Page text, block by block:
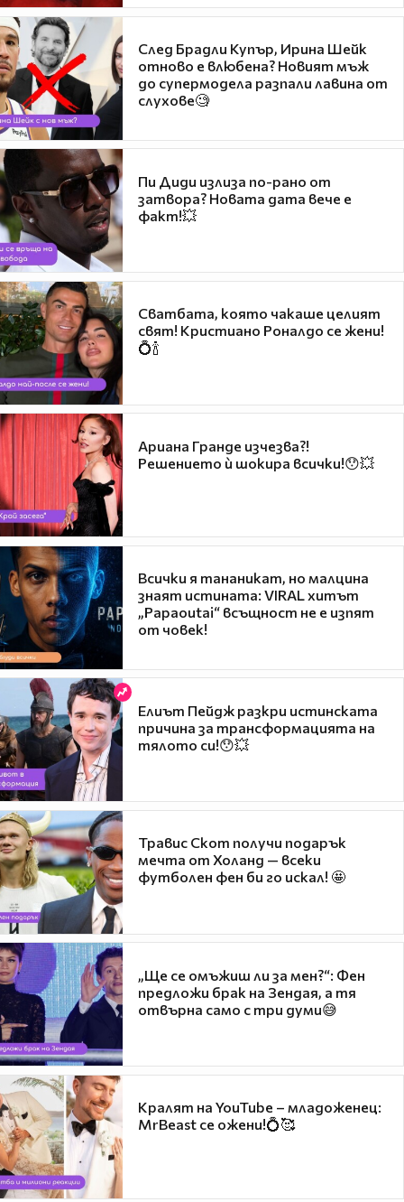
След Брадли Купър, Ирина Шейк
отново е влюбена? Новият мъж
до супермодела разпали лавина от
слухове🧐
Пи Диди излиза по-рано от
затвора? Новата дата вече е
факт!💥
Сватбата, която чакаше целият
свят! Кристиано Роналдо се жени!
💍🍾
Ариана Гранде изчезва?!
Решението ѝ шокира всички!😯💥
Всички я тананикат, но малцина
знаят истината: VIRAL хитът
„Papaoutai“ всъщност не е изпят
от човек!
Елиът Пейдж разкри истинската
причина за трансформацията на
тялото си!😯💥
Травис Скот получи подарък
мечта от Холанд — всеки
футболен фен би го искал! 🤩
„Ще се омъжиш ли за мен?“: Фен
предложи брак на Зендая, а тя
отвърна само с три думи😅
Кралят на YouTube – младоженец:
MrBeast се ожени!💍🥰